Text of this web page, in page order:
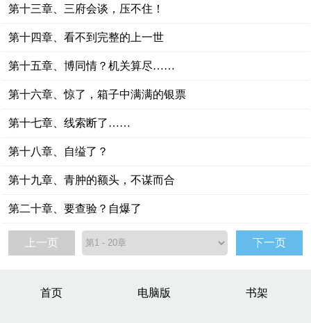
第十三章、三府会谈，压不住！
第十四章、看不到完整的上一世
第十五章、博同情？机关算尽……
第十六章、惊了，箱子中满满的银票
第十七章、线索断了……
第十八章、自缢了？
第十九章、青肿的额头，不谋而合
第二十章、要查验？自爆了
上一页 下一页
首页 电脑版 书架